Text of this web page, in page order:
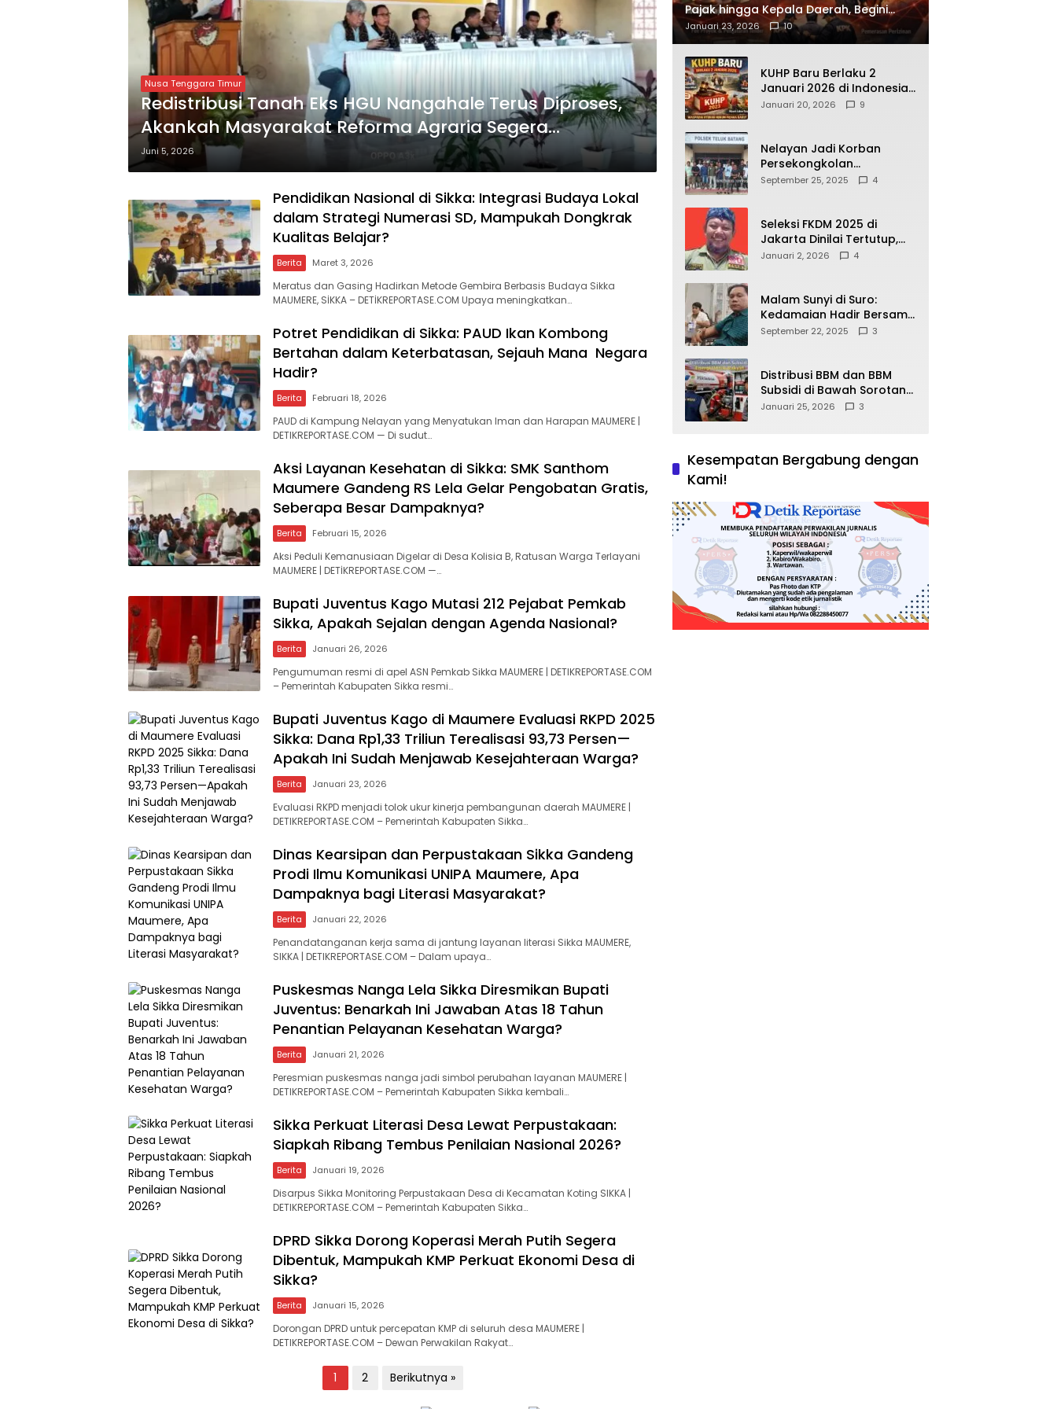
Nusa Tenggara Timur
Redistribusi Tanah Eks HGU Nangahale Terus Diproses,
Akankah Masyarakat Reforma Agraria Segera
Mendapat Kepastian Hak?
Juni 5, 2026
Pendidikan Nasional di Sikka: Integrasi Budaya Lokal
dalam Strategi Numerasi SD, Mampukah Dongkrak
Kualitas Belajar?
Berita Maret 3, 2026
Meratus dan Gasing Hadirkan Metode Gembira Berbasis Budaya Sikka
MAUMERE, SİKKA – DETİKREPORTASE.COM Upaya meningkatkan…
Potret Pendidikan di Sikka: PAUD Ikan Kombong
Bertahan dalam Keterbatasan, Sejauh Mana Negara
Hadir?
Berita Februari 18, 2026
PAUD di Kampung Nelayan yang Menyatukan Iman dan Harapan MAUMERE |
DETIKREPORTASE.COM — Di sudut…
Aksi Layanan Kesehatan di Sikka: SMK Santhom
Maumere Gandeng RS Lela Gelar Pengobatan Gratis,
Seberapa Besar Dampaknya?
Berita Februari 15, 2026
Aksi Peduli Kemanusiaan Digelar di Desa Kolisia B, Ratusan Warga Terlayani
MAUMERE | DETİKREPORTASE.COM —…
Bupati Juventus Kago Mutasi 212 Pejabat Pemkab
Sikka, Apakah Sejalan dengan Agenda Nasional?
Berita Januari 26, 2026
Pengumuman resmi di apel ASN Pemkab Sikka MAUMERE | DETIKREPORTASE.COM
– Pemerintah Kabupaten Sikka resmi…
Bupati Juventus Kago di Maumere Evaluasi RKPD 2025
Sikka: Dana Rp1,33 Triliun Terealisasi 93,73 Persen—
Apakah Ini Sudah Menjawab Kesejahteraan Warga?
Berita Januari 23, 2026
Evaluasi RKPD menjadi tolok ukur kinerja pembangunan daerah MAUMERE |
DETIKREPORTASE.COM – Pemerintah Kabupaten Sikka…
Dinas Kearsipan dan Perpustakaan Sikka Gandeng
Prodi Ilmu Komunikasi UNIPA Maumere, Apa
Dampaknya bagi Literasi Masyarakat?
Berita Januari 22, 2026
Penandatanganan kerja sama di jantung layanan literasi Sikka MAUMERE,
SIKKA | DETIKREPORTASE.COM – Dalam upaya…
Puskesmas Nanga Lela Sikka Diresmikan Bupati
Juventus: Benarkah Ini Jawaban Atas 18 Tahun
Penantian Pelayanan Kesehatan Warga?
Berita Januari 21, 2026
Peresmian puskesmas nanga jadi simbol perubahan layanan MAUMERE |
DETIKREPORTASE.COM – Pemerintah Kabupaten Sikka kembali…
Sikka Perkuat Literasi Desa Lewat Perpustakaan:
Siapkah Ribang Tembus Penilaian Nasional 2026?
Berita Januari 19, 2026
Disarpus Sikka Monitoring Perpustakaan Desa di Kecamatan Koting SIKKA |
DETIKREPORTASE.COM – Pemerintah Kabupaten Sikka…
DPRD Sikka Dorong Koperasi Merah Putih Segera
Dibentuk, Mampukah KMP Perkuat Ekonomi Desa di
Sikka?
Berita Januari 15, 2026
Dorongan DPRD untuk percepatan KMP di seluruh desa MAUMERE |
DETIKREPORTASE.COM – Dewan Perwakilan Rakyat…
1 2 Berikutnya »
Pajak hingga Kepala Daerah, Begini
Wajah Korupsi yang Terbongkar
Januari 23, 2026 10
KUHP Baru Berlaku 2
Januari 2026 di Indonesia,
Apa Dampaknya bagi
Dipahami Publik
Januari 20, 2026 9
Nelayan Jadi Korban
Persekongkolan
Penyelewengan BBM
September 25, 2025 4
Seleksi FKDM 2025 di
Jakarta Dinilai Tertutup,
Transparansi
Januari 2, 2026 4
Malam Sunyi di Suro:
Kedamaian Hadir Bersama
Secangkir Kopi Hangat
September 22, 2025 3
Distribusi BBM dan BBM
Subsidi di Bawah Sorotan
Publik: Antara Kepentingan
Januari 25, 2026 3
Kesempatan Bergabung dengan
Kami!